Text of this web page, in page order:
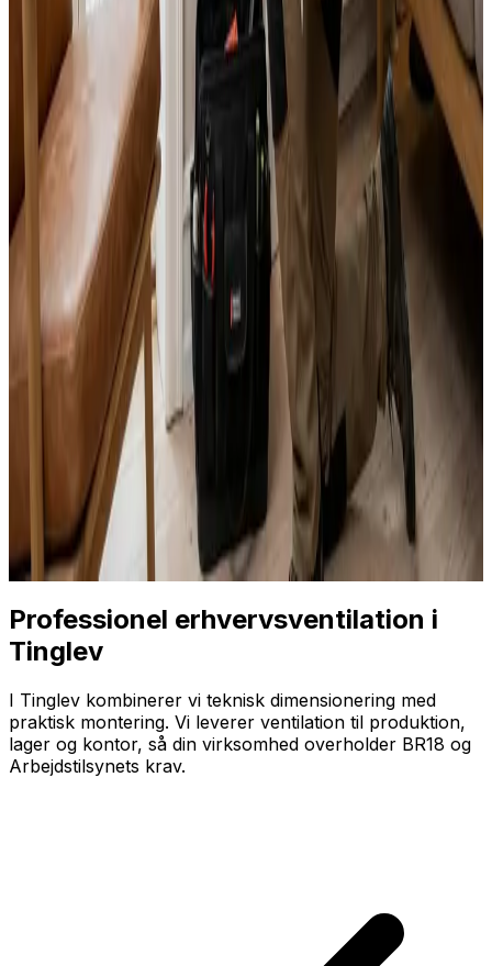
Alle mærker og systemer
Indhent tilbudRing 70 60 30 04
Professionel erhvervsventilation i
Tinglev
I Tinglev kombinerer vi teknisk dimensionering med
praktisk montering. Vi leverer ventilation til produktion,
lager og kontor, så din virksomhed overholder BR18 og
Arbejdstilsynets krav.